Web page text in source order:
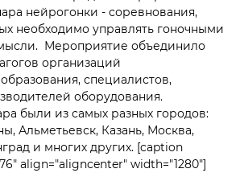
нейрогонки - соревнования,
необходимо управлять гоночными
Мероприятие объединило
организаций
специалистов,
оборудования.
были из самых разных городов:
Альметьевск, Казань, Москва,
и многих других. [caption
align="aligncenter" width="1280"]